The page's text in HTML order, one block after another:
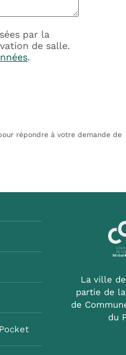
par la
de salle.
.
répondre à votre demande de
La ville
partie de
de
du